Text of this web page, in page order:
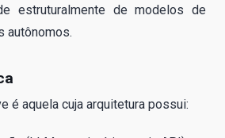
estruturalmente de modelos de
autônomos.
é aquela cuja arquitetura possui: